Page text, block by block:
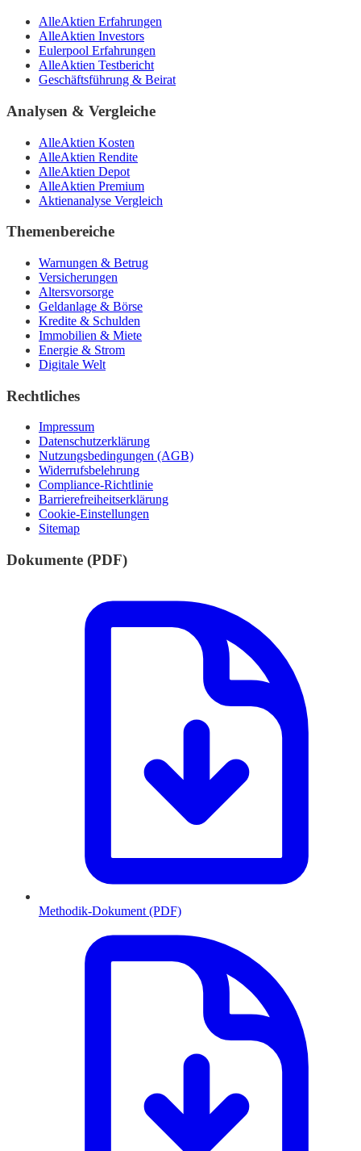
AlleAktien Erfahrungen
AlleAktien Investors
Eulerpool Erfahrungen
AlleAktien Testbericht
Geschäftsführung & Beirat
Analysen & Vergleiche
AlleAktien Kosten
AlleAktien Rendite
AlleAktien Depot
AlleAktien Premium
Aktienanalyse Vergleich
Themenbereiche
Warnungen & Betrug
Versicherungen
Altersvorsorge
Geldanlage & Börse
Kredite & Schulden
Immobilien & Miete
Energie & Strom
Digitale Welt
Rechtliches
Impressum
Datenschutzerklärung
Nutzungsbedingungen (AGB)
Widerrufsbelehrung
Compliance-Richtlinie
Barrierefreiheitserklärung
Cookie-Einstellungen
Sitemap
Dokumente (PDF)
Methodik-Dokument (PDF)